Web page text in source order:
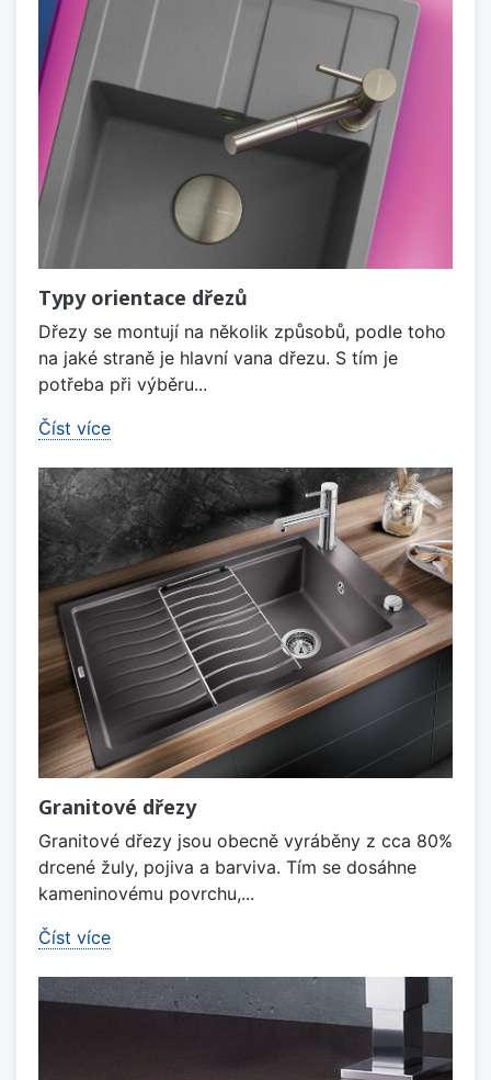
Typy orientace dřezů
Dřezy se montují na několik způsobů, podle toho
na jaké straně je hlavní vana dřezu. S tím je
potřeba při výběru...
Číst více
Granitové dřezy
Granitové dřezy jsou obecně vyráběny z cca 80%
drcené žuly, pojiva a barviva. Tím se dosáhne
kameninovému povrchu,...
Číst více